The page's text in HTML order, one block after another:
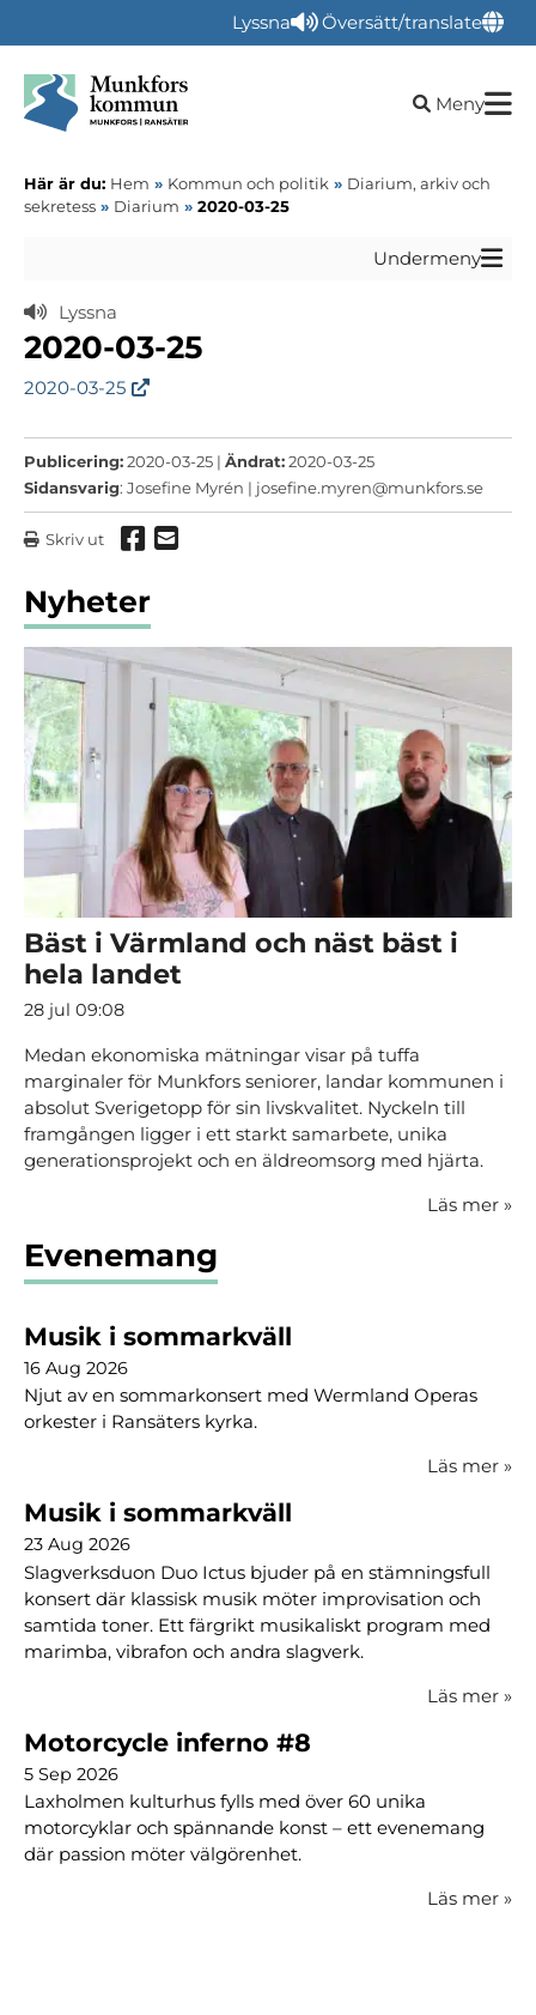
Lyssna Översätt/translate
Öppna
Meny
Här är du: Hem » Kommun och politik » Diarium, arkiv och
sekretess » Diarium » 2020-03-25
Undermeny
Lyssna
2020-03-25
2020-03-25
Publicering:2020-03-25 | Ändrat:2020-03-25
Sidansvarig: Josefine Myrén | josefine.myren@munkfors.se
Skriv ut Dela via Facebook
Dela via mail
Nyheter
Bäst i Värmland och näst bäst i
hela landet
28 jul 09:08
Medan ekonomiska mätningar visar på tuffa
marginaler för Munkfors seniorer, landar kommunen i
absolut Sverigetopp för sin livskvalitet. Nyckeln till
framgången ligger i ett starkt samarbete, unika
generationsprojekt och en äldreomsorg med hjärta.
Läs mer »
Evenemang
Musik i sommarkväll
16 Aug 2026
Njut av en sommarkonsert med Wermland Operas
orkester i Ransäters kyrka.
Läs mer »
Musik i sommarkväll
23 Aug 2026
Slagverksduon Duo Ictus bjuder på en stämningsfull
konsert där klassisk musik möter improvisation och
samtida toner. Ett färgrikt musikaliskt program med
marimba, vibrafon och andra slagverk.
Läs mer »
Motorcycle inferno #8
5 Sep 2026
Laxholmen kulturhus fylls med över 60 unika
motorcyklar och spännande konst – ett evenemang
där passion möter välgörenhet.
Läs mer »